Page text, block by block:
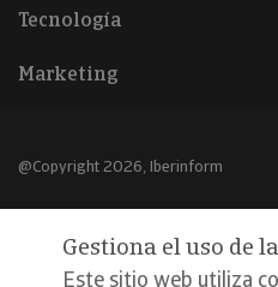
Tecnología
Marketing
@Copyright 2026, Iberinform
Gestiona el uso de
Este sitio web utiliza